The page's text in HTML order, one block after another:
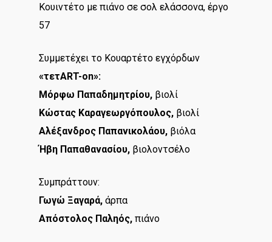
Κουιντέτο με πιάνο σε σολ ελάσσονα, έργο
57
Συμμετέχει το Κουαρτέτο εγχόρδων
«τετART-on»:
Μόρφω Παπαδηµητρίου, βιολί
Κώστας Καραγεωργόπουλος, βιολί
Αλέξανδρος Παπανικολάου, βιόλα
Ήβη Παπαθανασίου, βιολοντσέλο
Συμπράττουν:
Γωγώ Ξαγαρά, άρπα
Απόστολος Παληός, πιάνο